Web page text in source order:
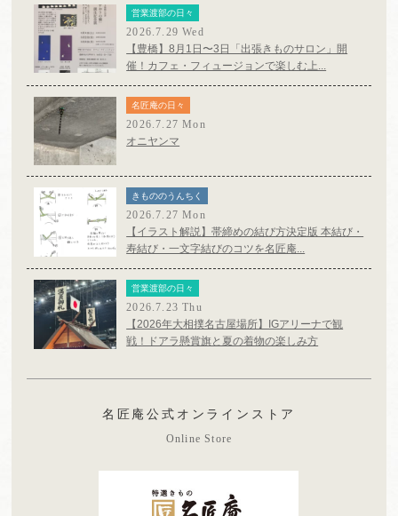
営業渡部の日々
2026.7.29 Wed
【豊橋】8月1日〜3日「出張きものサロン」開
催！カフェ・フィュージョンで楽しむ上...
名匠庵の日々
2026.7.27 Mon
オニヤンマ
きもののうんちく
2026.7.27 Mon
【イラスト解説】帯締めの結び方決定版 本結び・
寿結び・一文字結びのコツを名匠庵...
営業渡部の日々
2026.7.23 Thu
【2026年大相撲名古屋場所】IGアリーナで観
戦！ドアラ懸賞旗と夏の着物の楽しみ方
名匠庵公式オンラインストア
Online Store